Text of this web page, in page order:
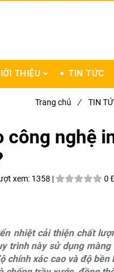
THIỆU TIN TỨC
Trang chủ / TIN
công nghệ
xem: 1358 | 0
nhiệt cải thiện chất
trình này sử dụng
chính xác cao và độ